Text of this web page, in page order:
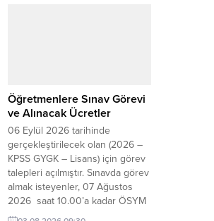
üniversiteyi kazandığı halde kayıt
yaptırmayan öğrenciler...
Öğretmenlere Sınav Görevi
ve Alınacak Ücretler
06 Eylül 2026 tarihinde
gerçekleştirilecek olan (2026 –
KPSS GYGK – Lisans) için görev
talepleri açılmıştır. Sınavda görev
almak isteyenler, 07 Ağustos
2026 saat 10.00’a kadar ÖSYM
Görevli İşlemleri Sistemi